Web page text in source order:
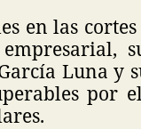
en las
Luna y
por